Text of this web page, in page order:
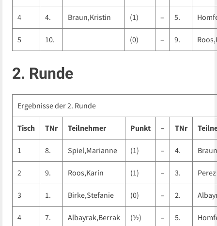
4 4. Braun,Kristin (1) – 5.
5 10. (0) – 9.
2. Runde
Ergebnisse der 2. Runde
Tisch TNr Teilnehmer Punkt – TNr
1 8. Spiel,Marianne (1) – 4.
2 9. Roos,Karin (1) – 3.
3 1. Birke,Stefanie (0) – 2.
4 7. Albayrak,Berrak (½) – 5.